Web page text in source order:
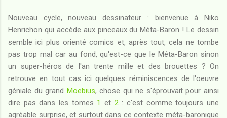
Nouveau cycle, nouveau dessinateur : bienvenue à Niko
Henrichon qui accède aux pinceaux du Méta-Baron ! Le dessin
semble ici plus orienté comics et, après tout, cela ne tombe
pas trop mal car au fond, qu'est-ce que le Méta-Baron sinon
un super-héros de l'an trente mille et des brouettes ? On
retrouve en tout cas ici quelques réminiscences de l'oeuvre
géniale du grand Moebius, chose qui ne s'éprouvait pour ainsi
dire pas dans les tomes 1 et 2 : c'est comme toujours une
agréable surprise, et surtout dans ce contexte méta-baronique